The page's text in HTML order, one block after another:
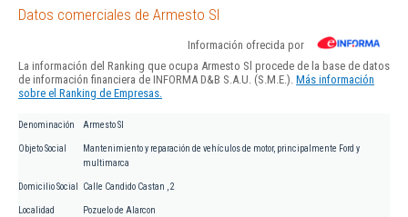
Datos comerciales de Armesto Sl
Información ofrecida por
La información del Ranking que ocupa Armesto Sl procede de la base de datos
de información financiera de INFORMA D&B S.A.U. (S.M.E.). Más información
sobre el Ranking de Empresas.
Denominación Armesto Sl
Objeto Social
Mantenimiento y reparación de vehículos de motor, principalmente Ford y
multimarca
Domicilio Social Calle Candido Castan , 2
Localidad Pozuelo de Alarcon